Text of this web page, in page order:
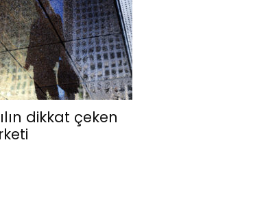
dikkat çeken